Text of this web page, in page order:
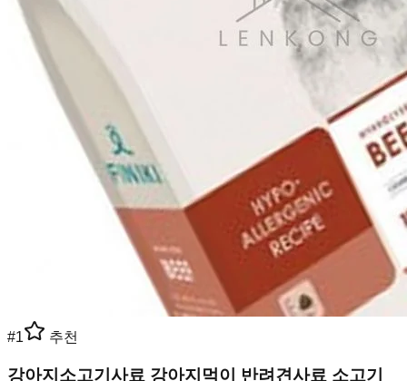
#1 추천
강아지소고기사료 강아지먹이 반려견사료 소고기